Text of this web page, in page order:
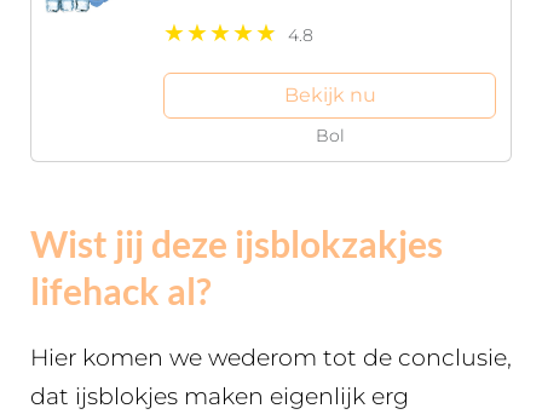
4.8
Bekijk nu
Bol
Wist jij deze ijsblokzakjes
lifehack al?
Hier komen we wederom tot de conclusie,
dat ijsblokjes maken eigenlijk erg